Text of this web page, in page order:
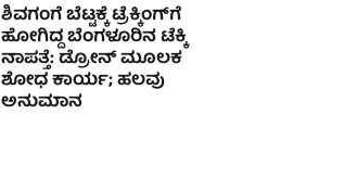
ಶಿವಗಂಗೆ ಬೆಟ್ಟಕ್ಕೆ ಟ್ರೆಕ್ಕಿಂಗ್‌ಗೆ
ಹೋಗಿದ್ದ ಬೆಂಗಳೂರಿನ ಟೆಕ್ಕಿ
ನಾಪತ್ತೆ: ಡ್ರೋನ್ ಮೂಲಕ
ಶೋಧ ಕಾರ್ಯ; ಹಲವು
ಅನುಮಾನ